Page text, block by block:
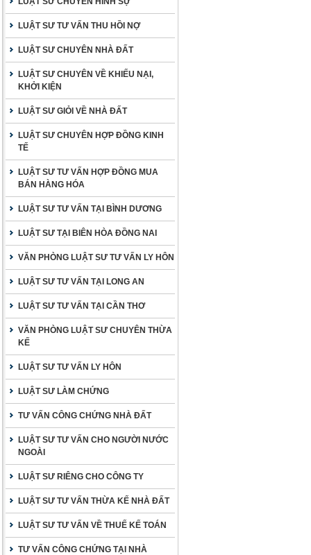
LUẬT SƯ TƯ VẤN THU HỒI NỢ
LUẬT SƯ CHUYÊN NHÀ ĐẤT
LUẬT SƯ CHUYÊN VỀ KHIẾU NẠI,
KHỞI KIỆN
LUẬT SƯ GIỎI VỀ NHÀ ĐẤT
LUẬT SƯ CHUYÊN HỢP ĐỒNG KINH
TẾ
LUẬT SƯ TƯ VẤN HỢP ĐỒNG MUA
BÁN HÀNG HÓA
LUẬT SƯ TƯ VẤN TẠI BÌNH DƯƠNG
LUẬT SƯ TẠI BIÊN HÒA ĐỒNG NAI
VĂN PHÒNG LUẬT SƯ TƯ VẤN LY HÔN
LUẬT SƯ TƯ VẤN TẠI LONG AN
LUẬT SƯ TƯ VẤN TẠI CẦN THƠ
VĂN PHÒNG LUẬT SƯ CHUYÊN THỪA
KẾ
LUẬT SƯ TƯ VẤN LY HÔN
LUẬT SƯ LÀM CHỨNG
TƯ VẤN CÔNG CHỨNG NHÀ ĐẤT
LUẬT SƯ TƯ VẤN CHO NGƯỜI NƯỚC
NGOÀI
LUẬT SƯ RIÊNG CHO CÔNG TY
LUẬT SƯ TƯ VẤN THỪA KẾ NHÀ ĐẤT
LUẬT SƯ TƯ VẤN VỀ THUẾ KẾ TOÁN
TƯ VẤN CÔNG CHỨNG TẠI NHÀ